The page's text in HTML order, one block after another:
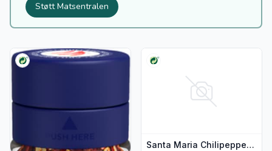
Støtt Matsentralen
Vis flere detaljer for produktet "Red Hot Chili Flak 28g
Santa Maria Chilipepper Original 34g
Vis flere detaljer for